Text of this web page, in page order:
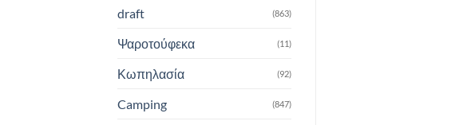
draft (863)
Ψαροτούφεκα (11)
Κωπηλασία (92)
Camping (847)